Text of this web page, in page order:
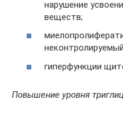
нарушение
веществ;
гиперфункции
Повышение уровня